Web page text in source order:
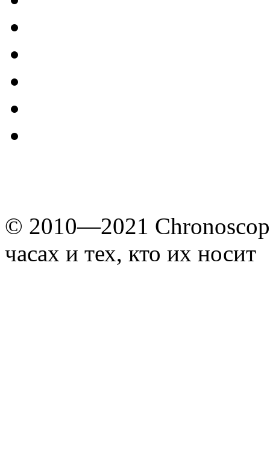
© 2010—2021
часах и тех, кто их носит